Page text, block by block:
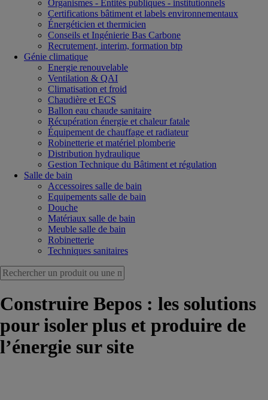
Organismes - Entités publiques - institutionnels
Certifications bâtiment et labels environnementaux
Énergéticien et thermicien
Conseils et Ingénierie Bas Carbone
Recrutement, interim, formation btp
Génie climatique
Energie renouvelable
Ventilation & QAI
Climatisation et froid
Chaudière et ECS
Ballon eau chaude sanitaire
Récupération énergie et chaleur fatale
Équipement de chauffage et radiateur
Robinetterie et matériel plomberie
Distribution hydraulique
Gestion Technique du Bâtiment et régulation
Salle de bain
Accessoires salle de bain
Equipements salle de bain
Douche
Matériaux salle de bain
Meuble salle de bain
Robinetterie
Techniques sanitaires
Construire Bepos : les solutions
pour isoler plus et produire de
l’énergie sur site